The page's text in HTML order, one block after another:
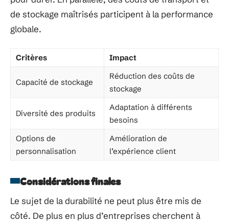
de stockage maîtrisés participent à la performance
globale.
Critères Impact
Capacité de stockage
Réduction des coûts de
stockage
Diversité des produits
Adaptation à différents
besoins
Options de
personnalisation
Amélioration de
l’expérience client
Considérations finales
Le sujet de la durabilité ne peut plus être mis de
côté. De plus en plus d’entreprises cherchent à